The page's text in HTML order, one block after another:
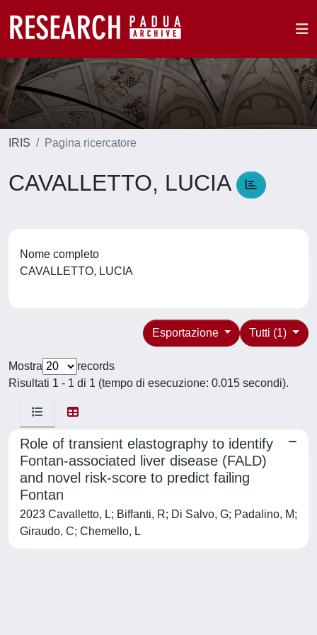
IRIS Pagina ricercatore
CAVALLETTO, LUCIA
Nome completo
CAVALLETTO, LUCIA
Tutti (1)
Esportazione
Mostra
records
Risultati 1 - 1 di 1 (tempo di esecuzione: 0.015 secondi).
Role of transient elastography to identify
Fontan-associated liver disease (FALD)
and novel risk-score to predict failing
Fontan
2023 Cavalletto, L; Biffanti, R; Di Salvo, G; Padalino, M;
Giraudo, C; Chemello, L